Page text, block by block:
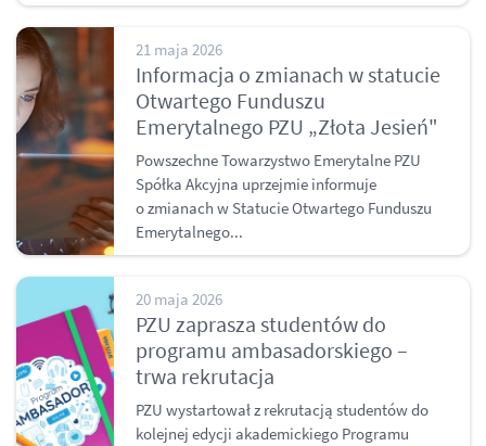
21 maja 2026
Informacja o zmianach w statucie
Otwartego Funduszu
Emerytalnego PZU „Złota Jesień"
Powszechne Towarzystwo Emerytalne PZU
Spółka Akcyjna uprzejmie informuje
o zmianach w Statucie Otwartego Funduszu
Emerytalnego...
20 maja 2026
PZU zaprasza studentów do
programu ambasadorskiego –
trwa rekrutacja
PZU wystartował z rekrutacją studentów do
kolejnej edycji akademickiego Programu